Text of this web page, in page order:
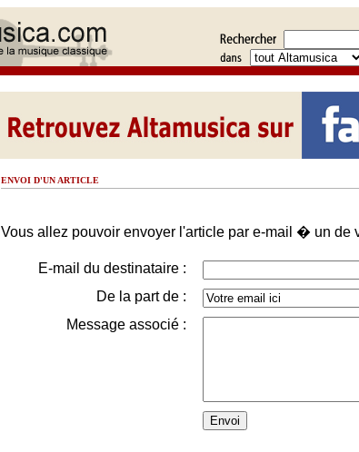
ENVOI D'UN ARTICLE
Vous allez pouvoir envoyer l'article par e-mail � un de
E-mail du destinataire :
De la part de :
Message associé :